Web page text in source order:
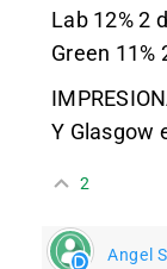
Lab 12% 2
Green 11%
Y Glasgow
2
Angel